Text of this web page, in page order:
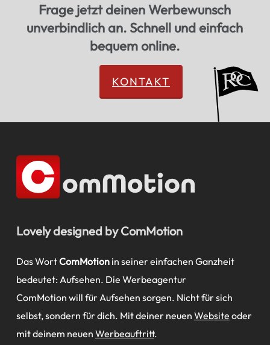
Frage jetzt deinen Werbewunsch
unverbindlich an. Schnell und einfach
bequem online.
KONTAKT
Lovely designed by ComMotion
Das WortComMotionin seiner einfachen Ganzheit
bedeutet: Aufsehen. Die Werbeagentur
ComMotion will für Aufsehen sorgen. Nicht für sich
selbst, sondern für dich. Mit deiner neuen Website oder
mit deinem neuen Werbeauftritt.